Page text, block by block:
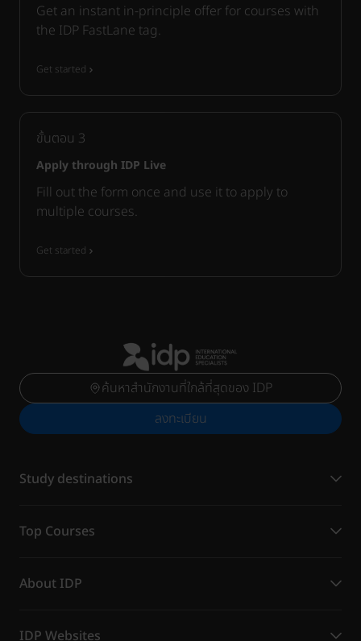
Get an instant in-principle offer for courses with
the IDP FastLane tag.
Get started
ขั้นตอน 3
Apply through IDP Live
Fill out the form once and use it to apply to
multiple courses.
Get started
ค้นหาสำนักงานที่ใกล้ที่สุดของ IDP
ลงทะเบียน
Study destinations
Top Courses
About IDP
IDP Websites